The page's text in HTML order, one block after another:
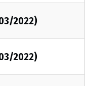
2022)
2022)